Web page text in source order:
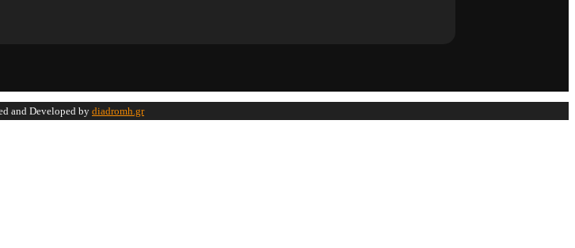
and Developed by diadromh.gr